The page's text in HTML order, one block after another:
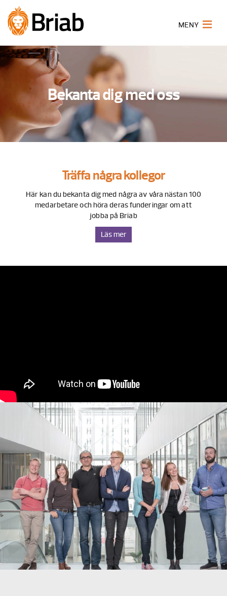
MENY
Bekanta dig med oss
Träffa några kollegor
Här kan du bekanta dig med några av våra nästan 100
medarbetare och höra deras funderingar om att
jobba på Briab
Läs mer